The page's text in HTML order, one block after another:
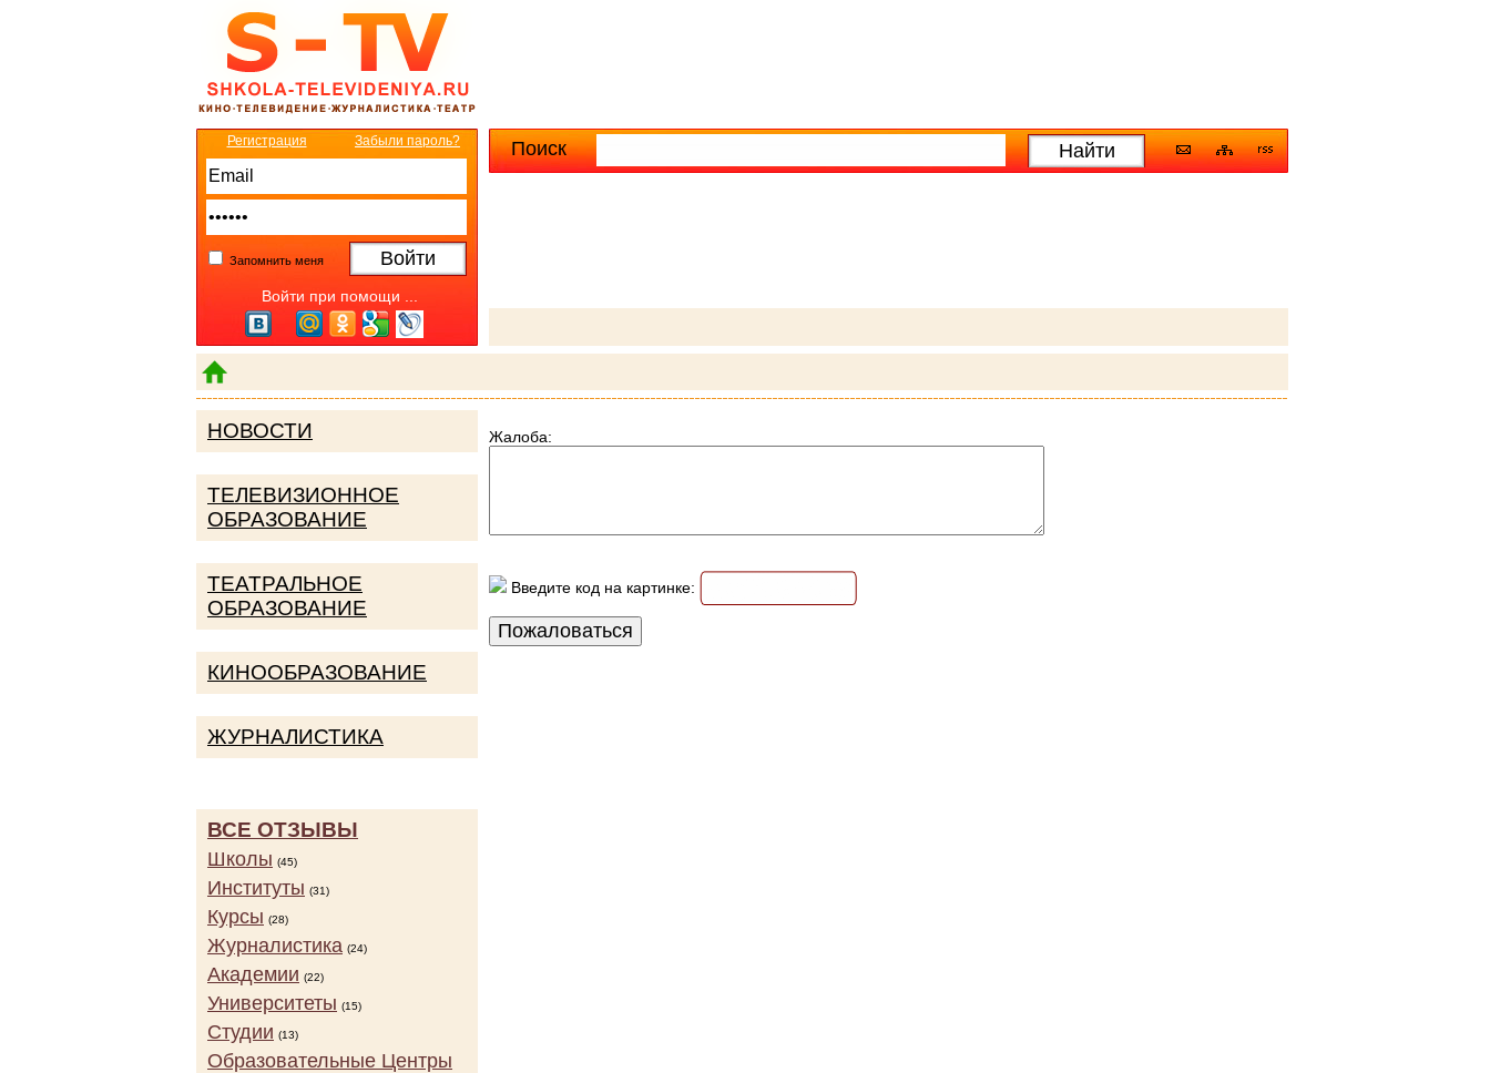
Поиск
Расширенный поиск
Регистрация Забыли пароль?
Запомнить меня
Войти при помощи ...
Жалоба:
Введите код на картинке:
НОВОСТИ
ТЕЛЕВИЗИОННОЕ
ОБРАЗОВАНИЕ
ТЕАТРАЛЬНОЕ
ОБРАЗОВАНИЕ
КИНООБРАЗОВАНИЕ
ЖУРНАЛИСТИКА
ВСЕ ОТЗЫВЫ
Школы (45)
Институты (31)
Курсы (28)
Журналистика (24)
Академии (22)
Университеты (15)
Студии (13)
Образовательные Центры